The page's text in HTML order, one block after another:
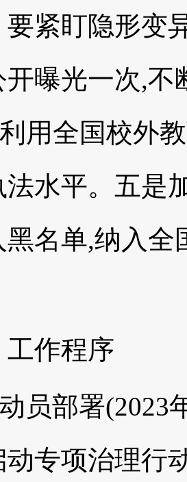
要紧盯隐形变
曝光一次,不
用全国校外
法水平。五是
名单,纳入全
作程序
部署(2023年
专项治理行